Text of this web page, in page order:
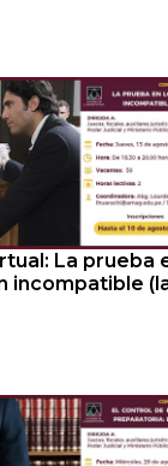
La prueba
incompatible